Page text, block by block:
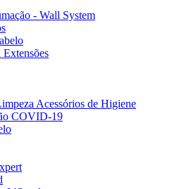
- Wall System
Extensões
Acessórios de Higiene
COVID-19